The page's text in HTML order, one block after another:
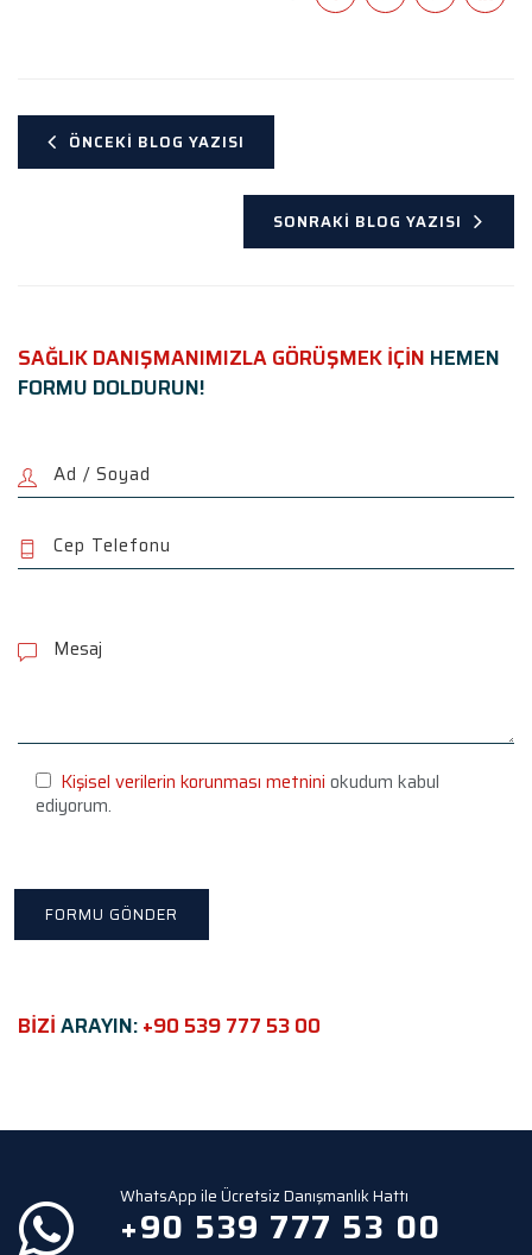
ÖNCEKI BLOG YAZISI
SONRAKI BLOG YAZISI
SAĞLIK DANIŞMANIMIZLA GÖRÜŞMEK İÇİN HEMEN
FORMU DOLDURUN!
l
e
h
s
e
l
p
Kişisel verilerin korunması metnini okudum kabul
ediyorum.
BİZİARAYIN:+90 539 777 53 00
WhatsApp ile Ücretsiz Danışmanlık Hattı
+90 539 777 53 00